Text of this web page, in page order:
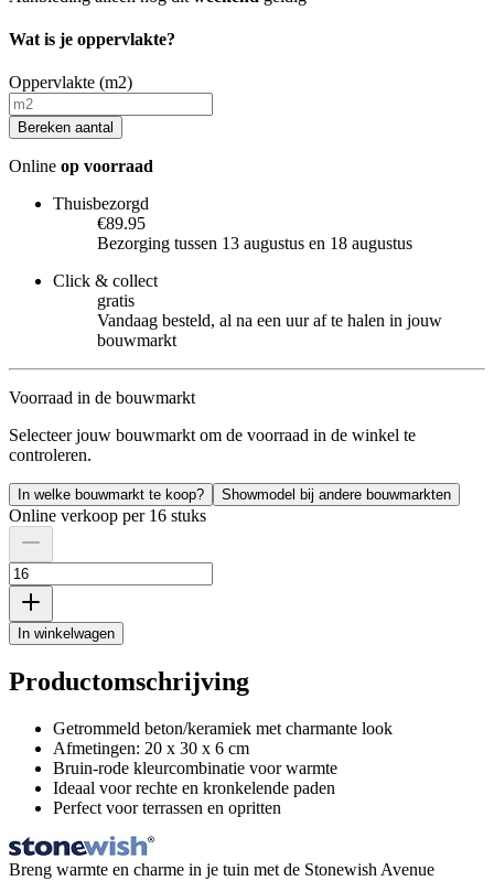
Wat is je oppervlakte?
Oppervlakte (m2)
Bereken aantal
Online op voorraad
Thuisbezorgd
€89.95
Bezorging tussen 13 augustus en 18 augustus
Click & collect
gratis
Vandaag besteld, al na een uur af te halen in jouw
bouwmarkt
Voorraad in de bouwmarkt
Selecteer jouw bouwmarkt om de voorraad in de winkel te
controleren.
In welke bouwmarkt te koop? Showmodel bij andere bouwmarkten
Online verkoop per 16 stuks
In winkelwagen
Productomschrijving
Getrommeld beton/keramiek met charmante look
Afmetingen: 20 x 30 x 6 cm
Bruin-rode kleurcombinatie voor warmte
Ideaal voor rechte en kronkelende paden
Perfect voor terrassen en opritten
Breng warmte en charme in je tuin met de Stonewish Avenue